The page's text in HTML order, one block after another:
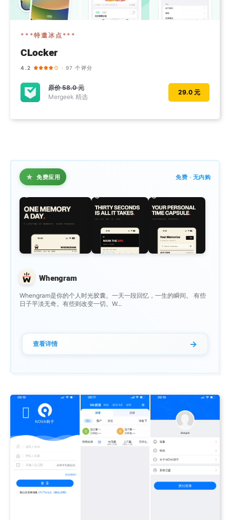
***特邀冰点***
CLocker
4.2 · 97 个评分
原价58.0 元
Mergeek 精选
29.0 元
★ 免费应用 免费 · 无内购
Whengram
Whengram是你的个人时光胶囊。一天一段回忆，一生的瞬间。 有些
日子平淡无奇。有些则改变一切。W...
查看详情 →